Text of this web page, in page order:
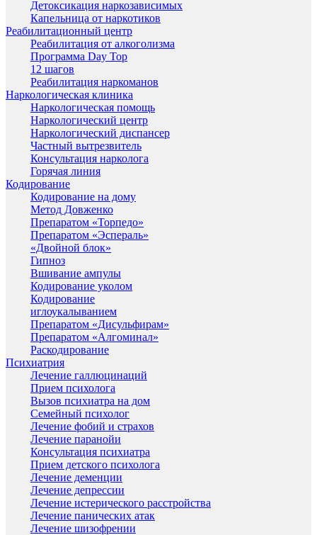
Детоксикация наркозависимых
Капельница от наркотиков
Реабилитационный центр
Реабилитация от алкоголизма
Программа Day Top
12 шагов
Реабилитация наркоманов
Наркологическая клиника
Наркологическая помощь
Наркологический центр
Наркологический диспансер
Частный вытрезвитель
Консультация нарколога
Горячая линия
Кодирование
Кодирование на дому
Метод Довженко
Препаратом «Торпедо»
Препаратом «Эспераль»
«Двойной блок»
Гипноз
Вшивание ампулы
Кодирование уколом
Кодирование
иглоукалыванием
Препаратом «Дисульфирам»
Препаратом «Алгоминал»
Раскодирование
Психиатрия
Лечение галлюцинаций
Прием психолога
Вызов психиатра на дом
Семейный психолог
Лечение фобий и страхов
Лечение паранойи
Консультация психиатра
Прием детского психолога
Лечение деменции
Лечение депрессии
Лечение истерического расстройства
Лечение панических атак
Лечение шизофрении